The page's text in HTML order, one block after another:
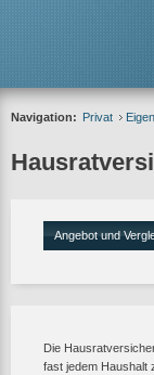
Navigation: Privat
Angebot und
Die
fast jedem Haushalt